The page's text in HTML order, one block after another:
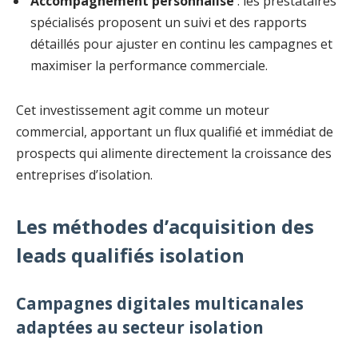
spécialisés proposent un suivi et des rapports
détaillés pour ajuster en continu les campagnes et
maximiser la performance commerciale.
Cet investissement agit comme un moteur
commercial, apportant un flux qualifié et immédiat de
prospects qui alimente directement la croissance des
entreprises d’isolation.
Les méthodes d’acquisition des
leads qualifiés isolation
Campagnes digitales multicanales
adaptées au secteur isolation